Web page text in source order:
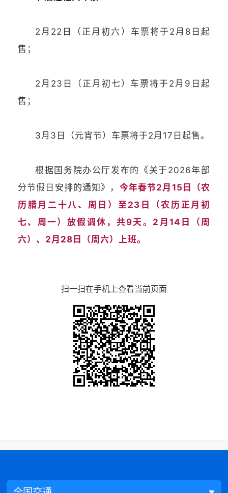
2月22日（正月初六）车票将于2月8日起
售；
2月23日（正月初七）车票将于2月9日起
售；
3月3日（元宵节）车票将于2月17日起售。
根据国务院办公厅发布的《关于2026年部
分节假日安排的通知》， 今年春节2月15日（农
历腊月二十八、周日）至23日（农历正月初
七、周一）放假调休，共9天。2月14日（周
六）、2月28日（周六）上班。
扫一扫在手机上查看当前页面